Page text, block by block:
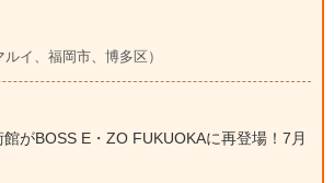
イ、福岡市、博多区）
がBOSS E・ZO FUKUOKAに再登場！7月